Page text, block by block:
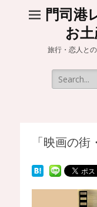
門司港
お
旅行・恋人と
Search
for:
「映画の